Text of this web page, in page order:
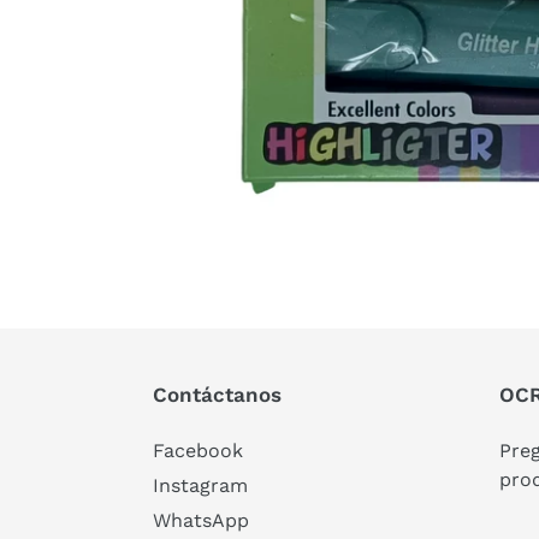
Contáctanos
Facebook
Instagram
WhatsApp